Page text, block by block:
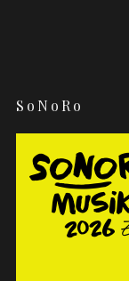
SoNoRo